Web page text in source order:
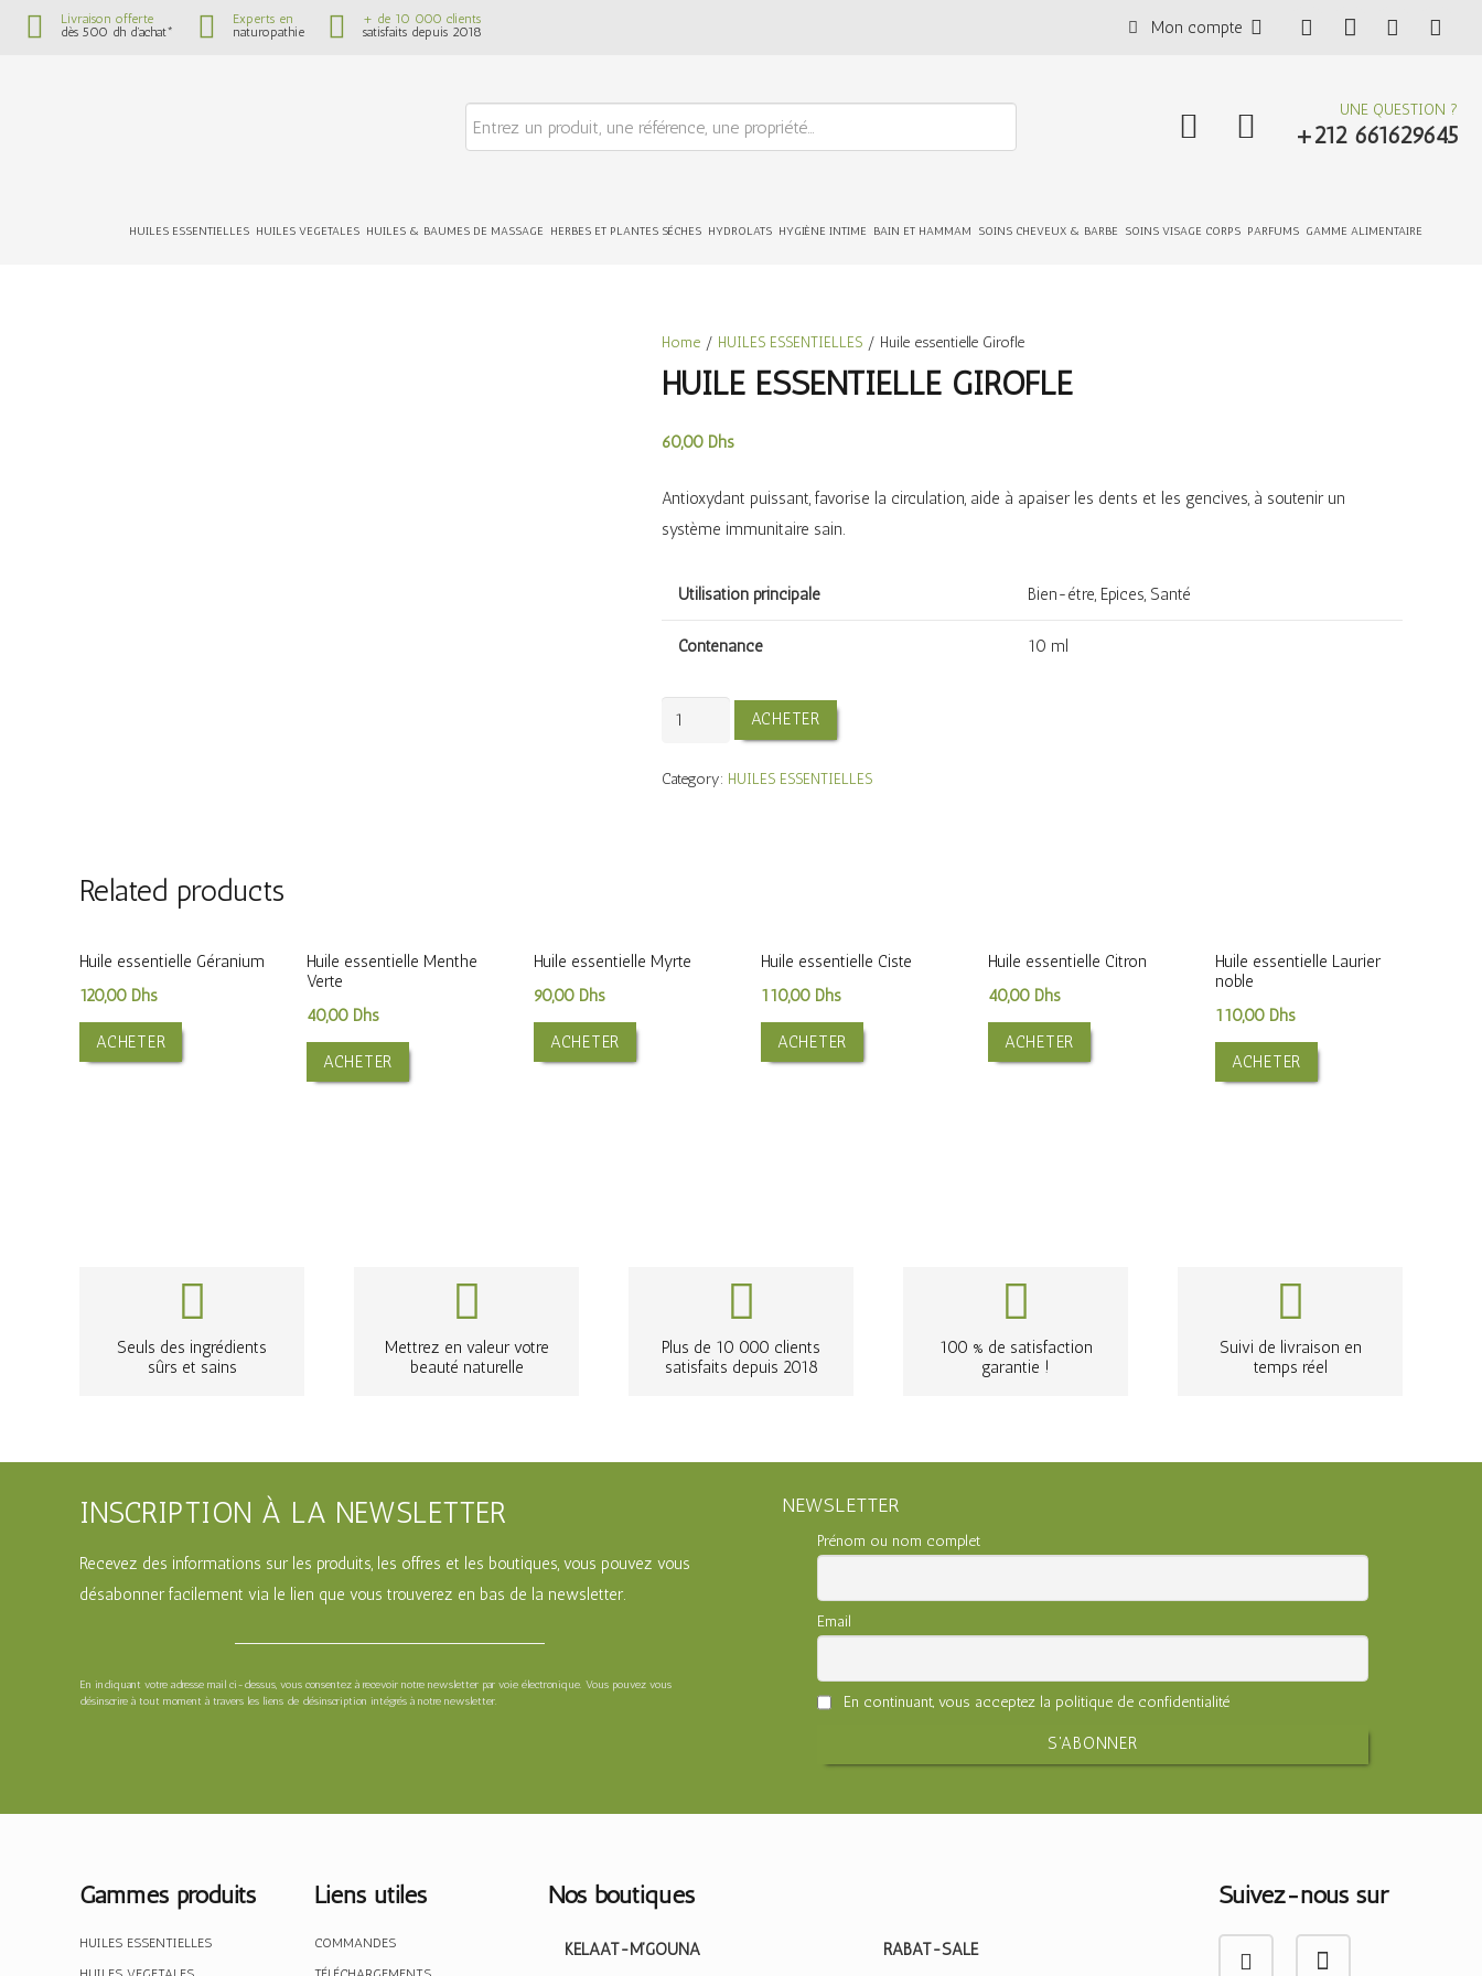
Livraison offerte
dès 500 dh d’achat*
Experts en
naturopathie
+ de 10 000 clients
satisfaits depuis 2018
Mon compte
UNE QUESTION ?
+212 661629645
HUILES ESSENTIELLES HUILES VEGETALES HUILES & BAUMES DE MASSAGE HERBES ET PLANTES SÉCHES HYDROLATS HYGIÈNE INTIME BAIN ET HAMMAM SOINS CHEVEUX & BARBE SOINS VISAGE CORPS PARFUMS GAMME ALIMENTAIRE
Home / HUILES ESSENTIELLES / Huile essentielle Girofle
HUILE ESSENTIELLE GIROFLE
60,00 Dhs
Antioxydant puissant, favorise la circulation, aide à apaiser les dents et les gencives, à soutenir un
système immunitaire sain.
Utilisation principale Bien-étre, Epices, Santé
Contenance 10 ml
Huile
essentielle
Girofle
ACHETER
Category: HUILES ESSENTIELLES
Related products
Huile essentielle Géranium
120,00 Dhs
ACHETER
Huile essentielle Menthe
Verte
40,00 Dhs
ACHETER
Huile essentielle Myrte
90,00 Dhs
ACHETER
Huile essentielle Ciste
110,00 Dhs
ACHETER
Huile essentielle Citron
40,00 Dhs
ACHETER
Huile essentielle Laurier
noble
110,00 Dhs
ACHETER
Seuls des ingrédients
sûrs et sains
Mettrez en valeur votre
beauté naturelle
Plus de 10 000 clients
satisfaits depuis 2018
100 % de satisfaction
garantie !
Suivi de livraison en
temps réel
INSCRIPTION À LA NEWSLETTER
Recevez des informations sur les produits, les offres et les boutiques, vous pouvez vous
désabonner facilement via le lien que vous trouverez en bas de la newsletter.
En indiquant votre adresse mail ci-dessus, vous consentez à recevoir notre newsletter par voie électronique. Vous pouvez vous
désinscrire à tout moment à travers les liens de désinscription intégrés à notre newsletter.
NEWSLETTER
Prénom ou nom complet
Email
En continuant, vous acceptez la politique de confidentialité
Gammes produits
HUILES ESSENTIELLES
Liens utiles
COMMANDES
Nos boutiques
KELAAT-M’GOUNA RABAT-SALE
Suivez-nous sur